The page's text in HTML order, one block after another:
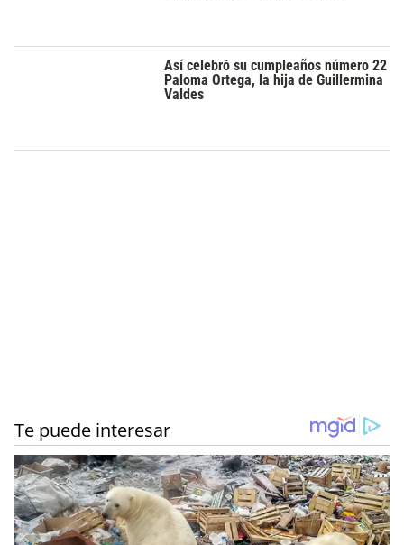
Así celebró su cumpleaños número 22
Paloma Ortega, la hija de Guillermina
Valdes